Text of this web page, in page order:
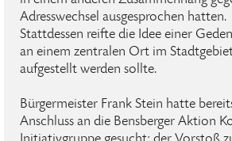
Adresswechsel ausgesprochen hatten.
Stattdessen reifte die Idee einer
an einem zentralen Ort im
aufgestellt werden sollte.
Bürgermeister Frank Stein hatte
Anschluss an die Bensberger Aktion